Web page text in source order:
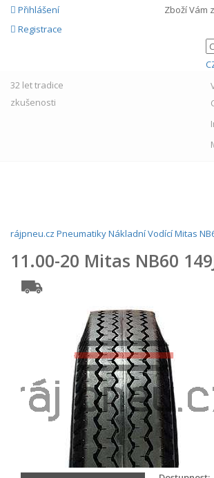
Přihlášení
Registrace
Zboží Vám
32 lettradice
zkušenosti
rájpneu.cz PneumatikyNákladníVodícíMitas
11.00-20 Mitas NB60